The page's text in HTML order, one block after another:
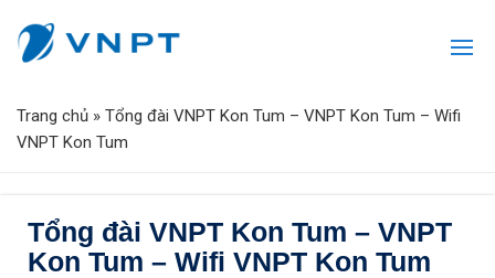
Trang chủ » Tổng đài VNPT Kon Tum – VNPT Kon Tum – Wifi
VNPT Kon Tum
Tổng đài VNPT Kon Tum – VNPT
Kon Tum – Wifi VNPT Kon Tum